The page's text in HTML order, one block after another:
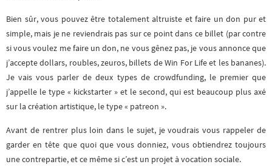
Bien sûr, vous pouvez être totalement altruiste et faire un don pur et
simple, mais je ne reviendrais pas sur ce point dans ce billet (par contre
si vous voulez me faire un don, ne vous gênez pas, je vous annonce que
j’accepte dollars, roubles, zeuros, billets de Win For Life et les bananes).
Je vais vous parler de deux types de crowdfunding, le premier que
j’appelle le type « kickstarter » et le second, qui est beaucoup plus axé
sur la création artistique, le type « patreon ».
Avant de rentrer plus loin dans le sujet, je voudrais vous rappeler de
garder en tête que quoi que vous donniez, vous obtiendrez toujours
une contrepartie, et ce même si c’est un projet à vocation sociale.